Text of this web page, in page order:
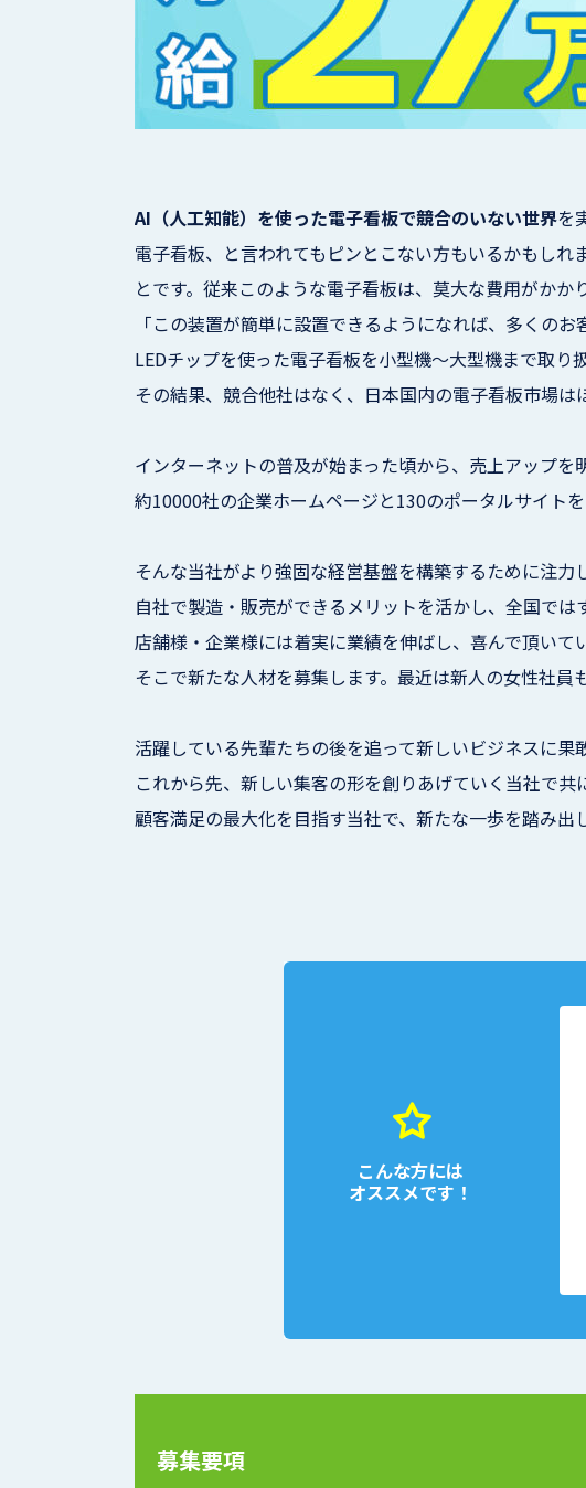
AI（人工知能）を使った電子看板で競合のいない世界を
電子看板、と言われてもピンとこない方もいるかもし
とです。従来このような電子看板は、莫大な費用がか
「この装置が簡単に設置できるようになれば、多くの
LEDチップを使った電子看板を小型機～大型機まで取
その結果、競合他社はなく、日本国内の電子看板市場は
インターネットの普及が始まった頃から、売上アップ
約10000社の企業ホームページと130のポータルサイト
そんな当社がより強固な経営基盤を構築するために注
自社で製造・販売ができるメリットを活かし、全国では
店舗様・企業様には着実に業績を伸ばし、喜んで頂い
そこで新たな人材を募集します。最近は新人の女性社員
活躍している先輩たちの後を追って新しいビジネスに果
これから先、新しい集客の形を創りあげていく当社で共
顧客満足の最大化を目指す当社で、新たな一歩を踏み出
こんな方には
オススメです！
募集要項